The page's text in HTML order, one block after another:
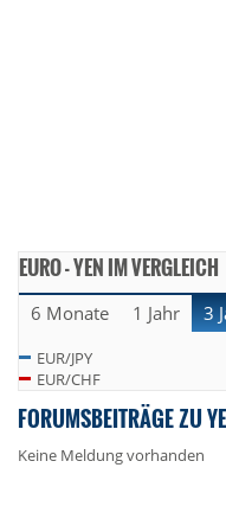
EURO - YEN IM VERGLEICH
6 Monate 1 Jahr 3
EUR/JPY
EUR/CHF
FORUMSBEITRÄGE ZU
Keine Meldung vorhanden